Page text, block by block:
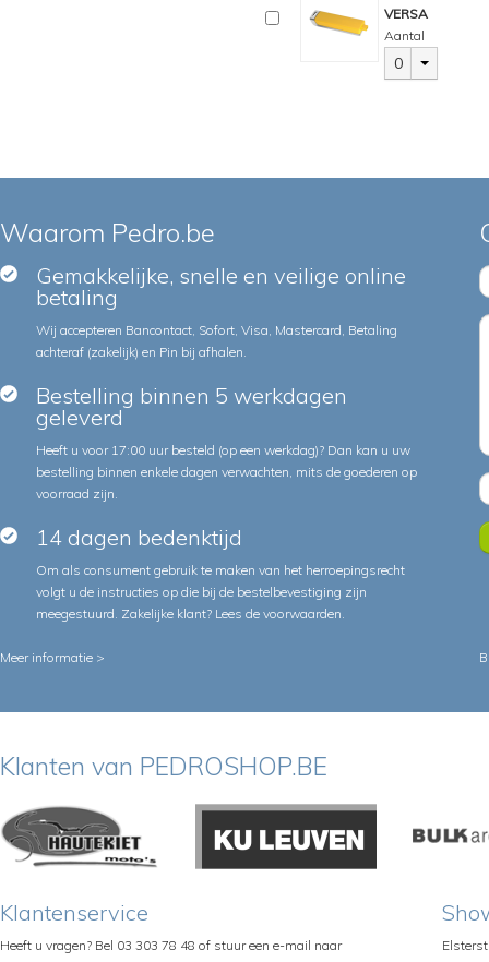
VERSA
Aantal
0
Waarom Pedro.be
Gemakkelijke, snelle en veilige online
betaling
Wij accepteren Bancontact, Sofort, Visa, Mastercard, Betaling
achteraf (zakelijk) en Pin bij afhalen.
Bestelling binnen 5 werkdagen
geleverd
Heeft u voor 17:00 uur besteld (op een werkdag)? Dan kan u uw
bestelling binnen enkele dagen verwachten, mits de goederen op
voorraad zijn.
14 dagen bedenktijd
Om als consument gebruik te maken van het herroepingsrecht
volgt u de instructies op die bij de bestelbevestiging zijn
meegestuurd. Zakelijke klant? Lees de voorwaarden.
Meer informatie >
Klanten van PEDROSHOP.BE
Klantenservice
Heeft u vragen? Bel 03 303 78 48 of stuur een e-mail naar